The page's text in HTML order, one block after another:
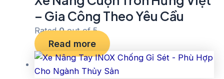
– Gia Công Theo Yêu Cầu
Rated0out of 5
Read more